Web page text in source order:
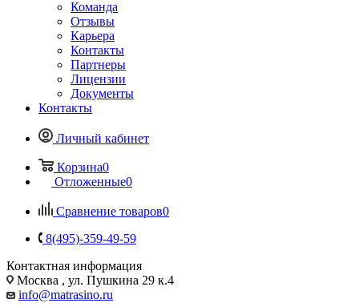
Команда
Отзывы
Карьера
Контакты
Партнеры
Лицензии
Документы
Контакты
Личный кабинет
Корзина0
Отложенные0
Сравнение товаров0
8(495)-359-49-59
Контактная информация
Москва , ул. Пушкина 29 к.4
info@matrasino.ru